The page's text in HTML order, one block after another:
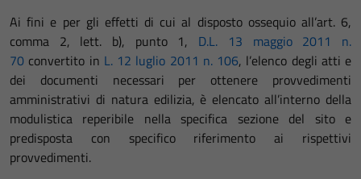
Ai fini e per gli effetti di cui al disposto ossequio all’art. 6,
comma 2, lett. b), punto 1, D.L. 13 maggio 2011 n.
70 convertito in L. 12 luglio 2011 n. 106, l’elenco degli atti e
dei documenti necessari per ottenere provvedimenti
amministrativi di natura edilizia, è elencato all’interno della
modulistica reperibile nella specifica sezione del sito e
predisposta con specifico riferimento ai rispettivi
provvedimenti.